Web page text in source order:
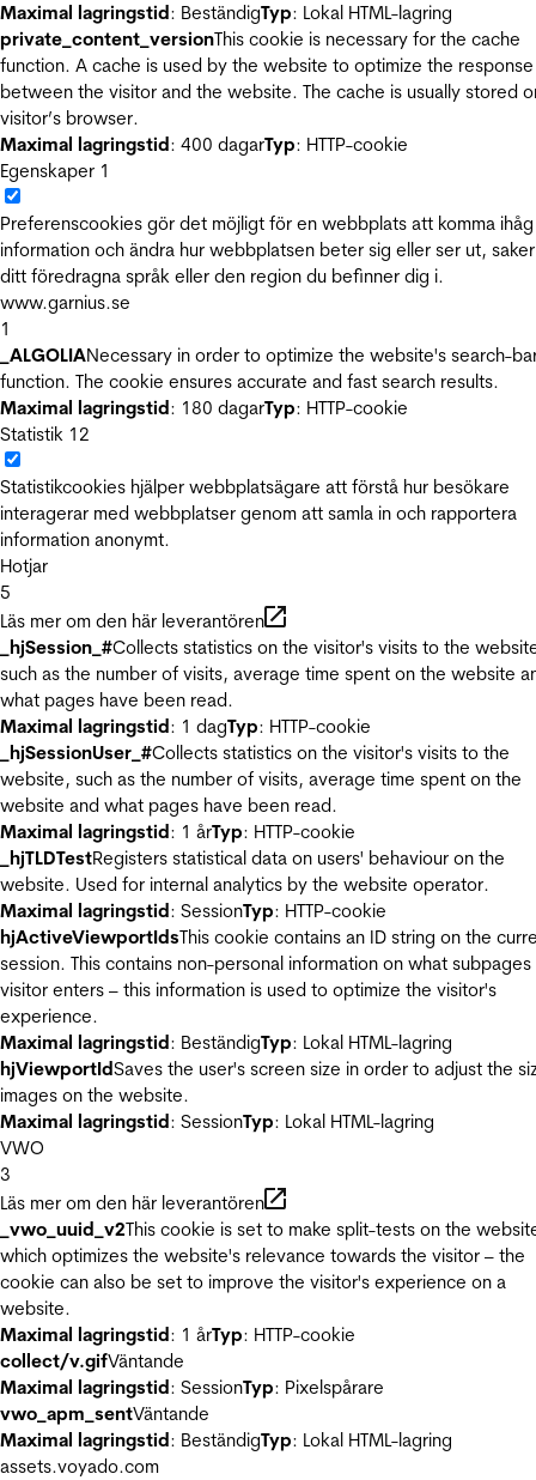
Maximal lagringstid: BeständigTyp: Lokal HTML-lagring
private_content_versionThis cookie is necessary for the cache
function. A cache is used by the website to optimize the
between the visitor and the website. The cache is usually stored
visitor’s browser.
Maximal lagringstid: 400 dagarTyp: HTTP-cookie
Egenskaper 1
Preferenscookies gör det möjligt för en webbplats att komma ihåg
information och ändra hur webbplatsen beter sig eller ser ut,
ditt föredragna språk eller den region du befinner dig i.
www.garnius.se
1
_ALGOLIANecessary in order to optimize the website's search-
function. The cookie ensures accurate and fast search results.
Maximal lagringstid: 180 dagarTyp: HTTP-cookie
Statistik 12
Statistikcookies hjälper webbplatsägare att förstå hur besökare
interagerar med webbplatser genom att samla in och rapportera
information anonymt.
Hotjar
5
Läs mer om den här leverantören
_hjSession_#Collects statistics on the visitor's visits to the
such as the number of visits, average time spent on the website
what pages have been read.
Maximal lagringstid: 1 dagTyp: HTTP-cookie
_hjSessionUser_#Collects statistics on the visitor's visits to the
website, such as the number of visits, average time spent on the
website and what pages have been read.
Maximal lagringstid: 1 årTyp: HTTP-cookie
_hjTLDTestRegisters statistical data on users' behaviour on the
website. Used for internal analytics by the website operator.
Maximal lagringstid: SessionTyp: HTTP-cookie
hjActiveViewportIdsThis cookie contains an ID string on the
session. This contains non-personal information on what
visitor enters – this information is used to optimize the visitor's
experience.
Maximal lagringstid: BeständigTyp: Lokal HTML-lagring
hjViewportIdSaves the user's screen size in order to adjust the
images on the website.
Maximal lagringstid: SessionTyp: Lokal HTML-lagring
VWO
3
Läs mer om den här leverantören
_vwo_uuid_v2This cookie is set to make split-tests on the
which optimizes the website's relevance towards the visitor – the
cookie can also be set to improve the visitor's experience on a
website.
Maximal lagringstid: 1 årTyp: HTTP-cookie
collect/v.gifVäntande
Maximal lagringstid: SessionTyp: Pixelspårare
vwo_apm_sentVäntande
Maximal lagringstid: BeständigTyp: Lokal HTML-lagring
assets.voyado.com